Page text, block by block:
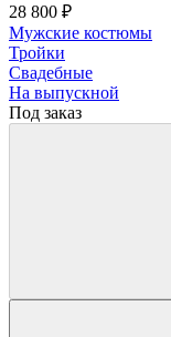
28 800 ₽
Мужские костюмы
Тройки
Свадебные
На выпускной
Под заказ